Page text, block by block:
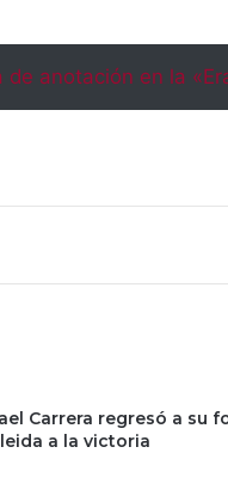
anotación en la
Carrera regresó a su
a la victoria